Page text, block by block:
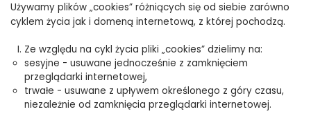
Używamy plików „cookies” różniących się od siebie zarówno
cyklem życia jak i domeną internetową, z której pochodzą.
Ze względu na cykl życia pliki „cookies” dzielimy na:
sesyjne - usuwane jednocześnie z zamknięciem
przeglądarki internetowej,
trwałe - usuwane z upływem określonego z góry czasu,
niezależnie od zamknięcia przeglądarki internetowej.